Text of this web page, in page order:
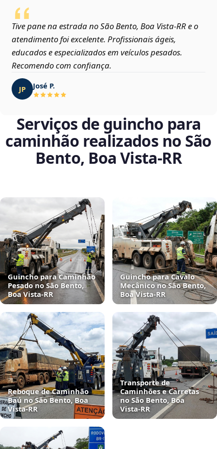
Tive pane na estrada no São Bento, Boa Vista‑RR e o
atendimento foi excelente. Profissionais ágeis,
educados e especializados em veículos pesados.
Recomendo com confiança.
JP José P.
Serviços de guincho para
caminhão realizados no São
Bento, Boa Vista‑RR
Guincho para Caminhão
Pesado no São Bento,
Boa Vista‑RR
Guincho para Cavalo
Mecânico no São Bento,
Boa Vista‑RR
Reboque de Caminhão
Baú no São Bento, Boa
Vista‑RR
Transporte de
Caminhões e Carretas
no São Bento, Boa
Vista‑RR